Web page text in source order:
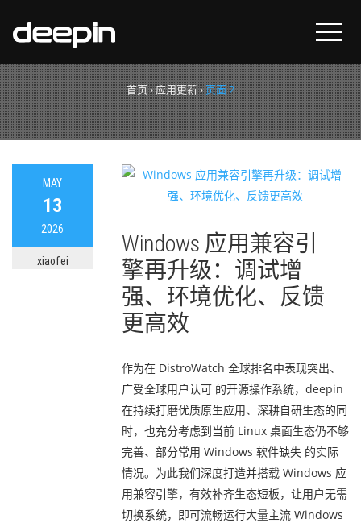
首页› 应用更新› 页面 2
MAY
13
2026
xiaofei
Windows 应用兼容引
擎再升级：调试增
强、环境优化、反馈
更高效
作为在 DistroWatch 全球排名中表现突出、
广受全球用户认可 的开源操作系统，deepin
在持续打磨优质原生应用、深耕自研生态的同
时，也充分考虑到当前 Linux 桌面生态仍不够
完善、部分常用 Windows 软件缺失 的实际
情况。为此我们深度打造并搭载 Windows 应
用兼容引擎，有效补齐生态短板，让用户无需
切换系统，即可流畅运行大量主流 Windows